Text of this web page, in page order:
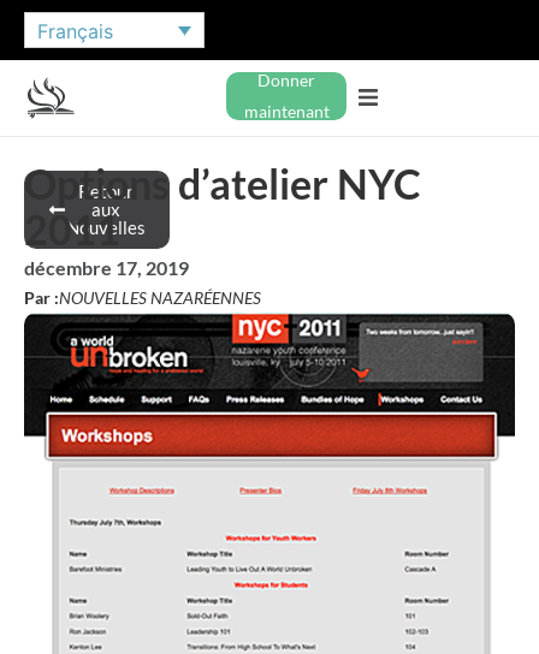
Français
Donner
maintenant
Retour
aux
Nouvelles
Options d’atelier NYC
2011
décembre 17, 2019
Par :NOUVELLES NAZARÉENNES